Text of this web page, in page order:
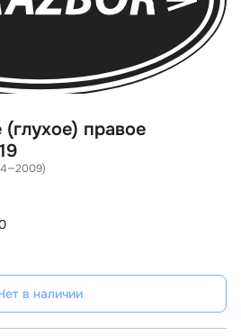
правое
в наличии